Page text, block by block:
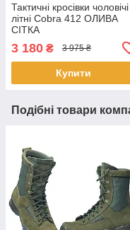
Тактичні кросівки чоловічі
літні Cobra 412 ОЛИВА
СІТКА
3 180 ₴ 3 975 ₴
Купити
Подібні товари